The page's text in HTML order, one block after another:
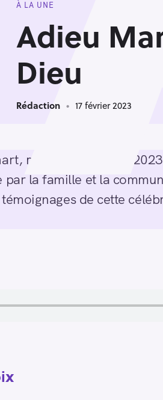
À LA UNE
Adieu
Dieu
Rédaction 17 février 2023
mercredi 8 février
par la famille et la
de cette